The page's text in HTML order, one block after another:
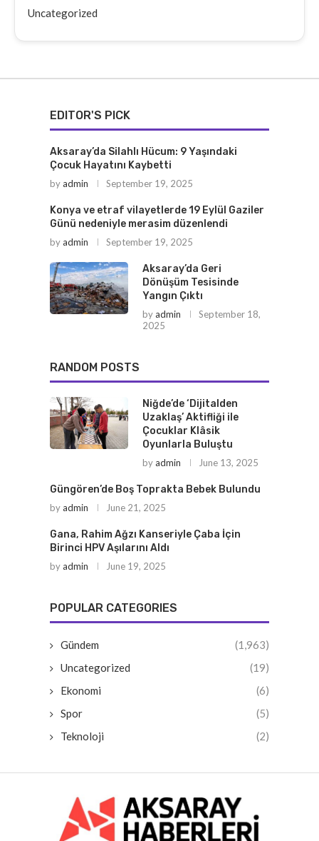
Uncategorized
EDITOR'S PICK
Aksaray’da Silahlı Hücum: 9 Yaşındaki
Çocuk Hayatını Kaybetti
byadmin September 19, 2025
Konya ve etraf vilayetlerde 19 Eylül Gaziler
Günü nedeniyle merasim düzenlendi
byadmin September 19, 2025
Aksaray’da Geri
Dönüşüm Tesisinde
Yangın Çıktı
byadmin
September 18,
2025
RANDOM POSTS
Niğde’de ‘Dijitalden
Uzaklaş’ Aktifliği ile
Çocuklar Klâsik
Oyunlarla Buluştu
byadmin June 13, 2025
Güngören’de Boş Toprakta Bebek Bulundu
byadmin June 21, 2025
Gana, Rahim Ağzı Kanseriyle Çaba İçin
Birinci HPV Aşılarını Aldı
byadmin June 19, 2025
POPULAR CATEGORIES
Gündem
(1,963)
Uncategorized
(19)
Ekonomi
(6)
Spor
(5)
Teknoloji
(2)